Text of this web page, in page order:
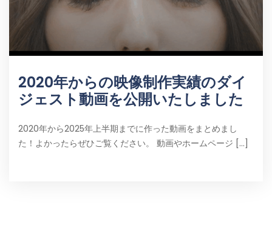
2020年からの映像制作実績のダイ
ジェスト動画を公開いたしました
2020年から2025年上半期までに作った動画をまとめまし
た！よかったらぜひご覧ください。 動画やホームページ [...]